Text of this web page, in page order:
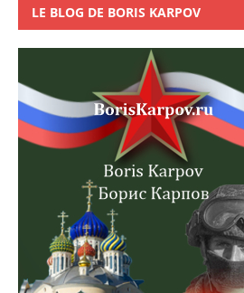
LE BLOG DE BORIS KARPOV